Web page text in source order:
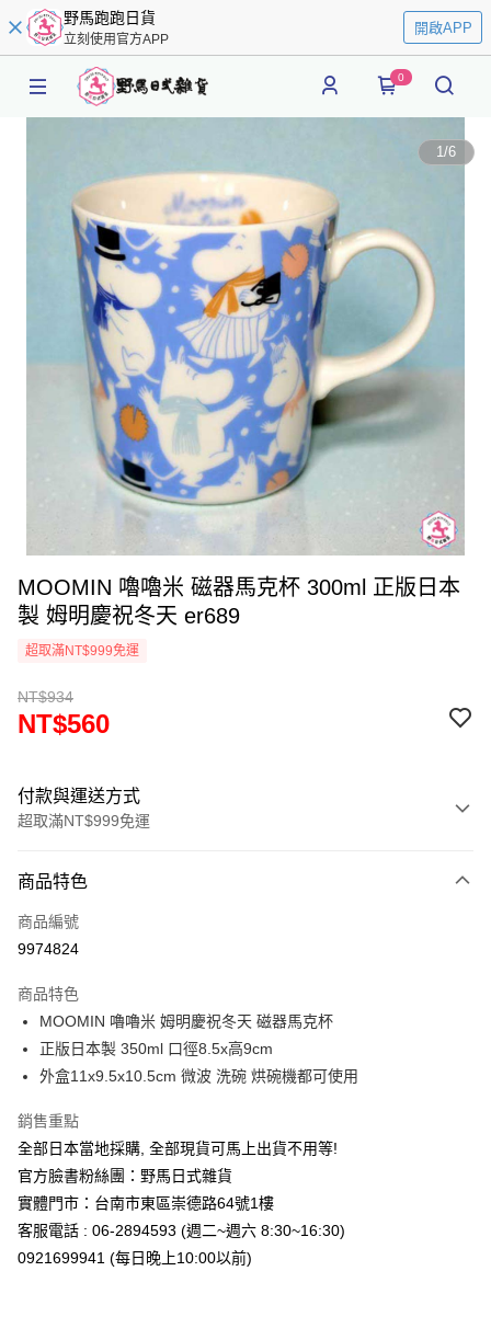
野馬跑跑日貨
立刻使用官方APP
開啟APP
0
1/6
MOOMIN 嚕嚕米 磁器馬克杯 300ml 正版日本
製 姆明慶祝冬天 er689
超取滿NT$999免運
NT$934
NT$560
付款與運送方式
超取滿NT$999免運
信用卡一次付款
信用卡分期付款
合作金庫商業銀行
華南商業銀行
彰化商業銀行
上海商業儲蓄銀行
台北富邦商業銀行
國泰世華商業銀行
兆豐國際商業銀行
匯豐（台灣）商業銀行
聯邦商業銀行
遠東國際商業銀行
元大商業銀行
台新國際商業銀行
中國信託商業銀行
台灣樂天信用卡公司
LINE Pay
街口支付
悠遊付
Google Pay
ATM付款
商品特色
商品編號
9974824
商品特色
MOOMIN 嚕嚕米 姆明慶祝冬天 磁器馬克杯
正版日本製 350ml 口徑8.5x高9cm
外盒11x9.5x10.5cm 微波 洗碗 烘碗機都可使用
銷售重點
全部日本當地採購, 全部現貨可馬上出貨不用等!
官方臉書粉絲團：野馬日式雜貨
實體門市：台南市東區崇德路64號1樓
客服電話 : 06-2894593 (週二~週六 8:30~16:30)
0921699941 (每日晚上10:00以前)